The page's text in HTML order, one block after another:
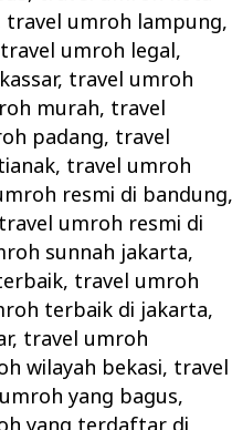
travel umroh lampung,
travel umroh legal,
, travel umroh
murah, travel
padang, travel
, travel umroh
resmi di bandung,
travel umroh resmi di
sunnah jakarta,
, travel umroh
terbaik di jakarta,
, travel umroh
wilayah bekasi, travel
yang bagus,